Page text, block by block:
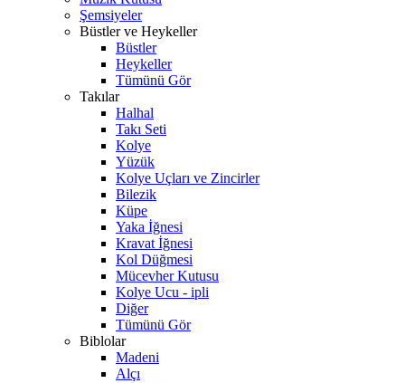
Şemsiyeler
Büstler ve Heykeller
Büstler
Heykeller
Tümünü Gör
Takılar
Halhal
Takı Seti
Kolye
Yüzük
Kolye Uçları ve Zincirler
Bilezik
Küpe
Yaka İğnesi
Kravat İğnesi
Kol Düğmesi
Mücevher Kutusu
Kolye Ucu - ipli
Diğer
Tümünü Gör
Biblolar
Madeni
Alçı